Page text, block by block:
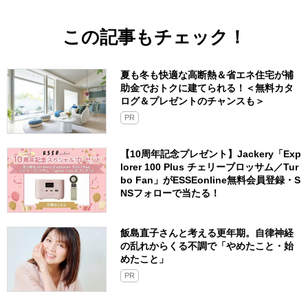
この記事もチェック！
夏も冬も快適な高断熱＆省エネ住宅が補
助金でおトクに建てられる！＜無料カタ
ログ＆プレゼントのチャンスも＞
PR
【10周年記念プレゼント】Jackery「Exp
lorer 100 Plus チェリーブロッサム／Tur
bo Fan」がESSEonline無料会員登録・S
NSフォローで当たる！
飯島直子さんと考える更年期。自律神経
の乱れからくる不調で「やめたこと・始
めたこと」
PR